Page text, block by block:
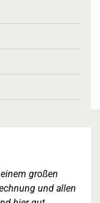
großen
und allen